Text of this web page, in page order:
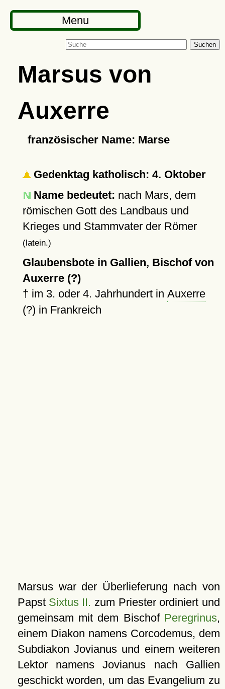
Menu
Suchen
Marsus von
Auxerre
französischer Name: Marse
Gedenktag katholisch: 4. Oktober
Name bedeutet: nach Mars, dem
römischen Gott des Landbaus und
Krieges und Stammvater der Römer
(latein.)
Glaubensbote in Gallien, Bischof von
Auxerre (?)
† im 3. oder 4. Jahrhundert in Auxerre
(?) in Frankreich
Marsus war der Überlieferung nach von
Papst Sixtus II. zum Priester ordiniert und
gemeinsam mit dem Bischof Peregrinus,
einem Diakon namens Corcodemus, dem
Subdiakon Jovianus und einem weiteren
Lektor namens Jovianus nach Gallien
geschickt worden, um das Evangelium zu